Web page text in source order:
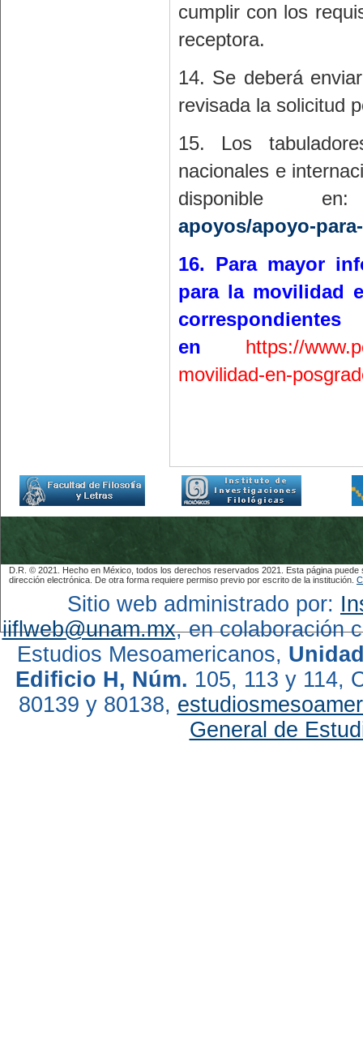
cumplir con los
receptora.
14. Se deberá
revisada la solicitud
15. Los
nacionales e
disponible
apoyos/apoyo-
16. Para mayor
para la movilidad
en https://
movilidad-en-
D.R. © 2021. Hecho en México, todos los derechos reservados 2021. Esta página
dirección electrónica. De otra forma requiere permiso previo por escrito de la institución.
Sitio web administrado por:
iiflweb@unam.mx, en colaboración
Estudios Mesoamericanos,
Edificio H, Núm. 105, 113 y 114,
80139 y 80138,
General de